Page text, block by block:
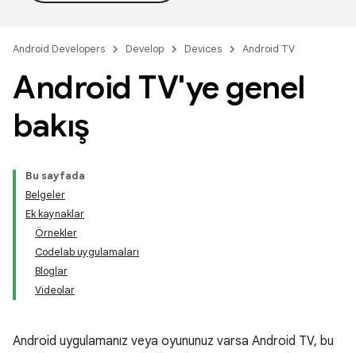
Android Developers Develop Devices Android TV
Android TV'ye genel
bakış
Bu sayfada
Belgeler
Ek kaynaklar
Örnekler
Codelab uygulamaları
Bloglar
Videolar
Android uygulamanız veya oyununuz varsa Android TV, bu